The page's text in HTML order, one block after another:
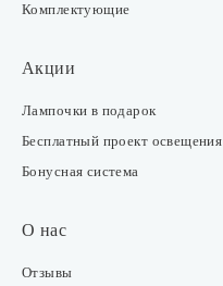
Комплектующие
Акции
Лампочки в подарок
Бесплатный проект освещения
Бонусная система
О нас
Отзывы